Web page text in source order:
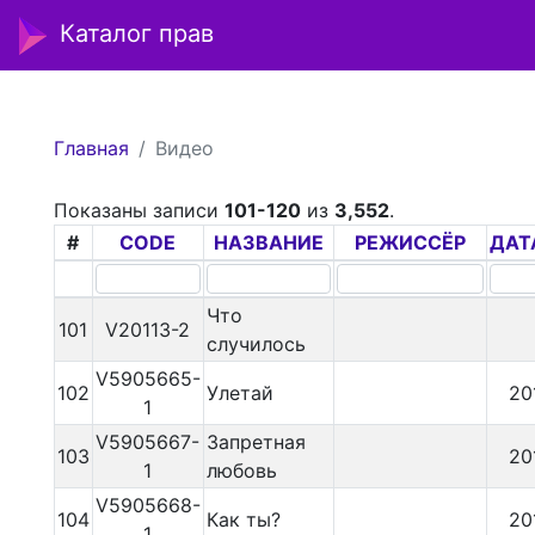
Каталог прав
Главная Видео
Показаны записи 101-120из 3,552.
#
CODE НАЗВАНИЕ РЕЖИССЁР
101 V20113-2
Что
случилось
102
V5905665-
1
Улетай
103
V5905667-
1
Запретная
любовь
104
V5905668-
Как ты?